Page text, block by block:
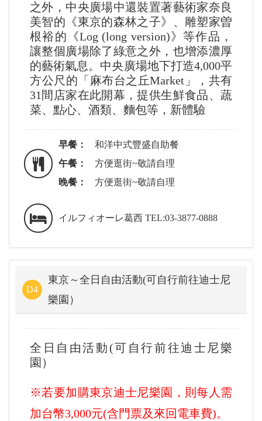
之外，中央廣場中還裝置著藝術家奈良
美智的《東京的森林之⼦》、雕塑家曽
根裕的《Log (long version)》等作品，
讓整個廣場除了綠意之外，也增添濃厚
的藝術氣息。中央廣場地下打造4,000平
方公尺的「麻布台之丘Market」，共有
31間店家在此開幕，提供生鮮食品、蔬
菜、點心、酒類、麵包等，新體驗
早餐：
和洋中式豐盛自助餐
午餐：
方便逛街~敬請自理
晚餐：
方便逛街~敬請自理
イルフィオーレ葛西 TEL:03-3877-0888
D4
東京～全日自由活動(可自行前往迪士尼
樂園）
全日自由活動(可自行前往迪士尼樂
園）
※若要加購東京迪士尼樂園，則每人需
加台幣3,000元(含門票及來回電車費)。